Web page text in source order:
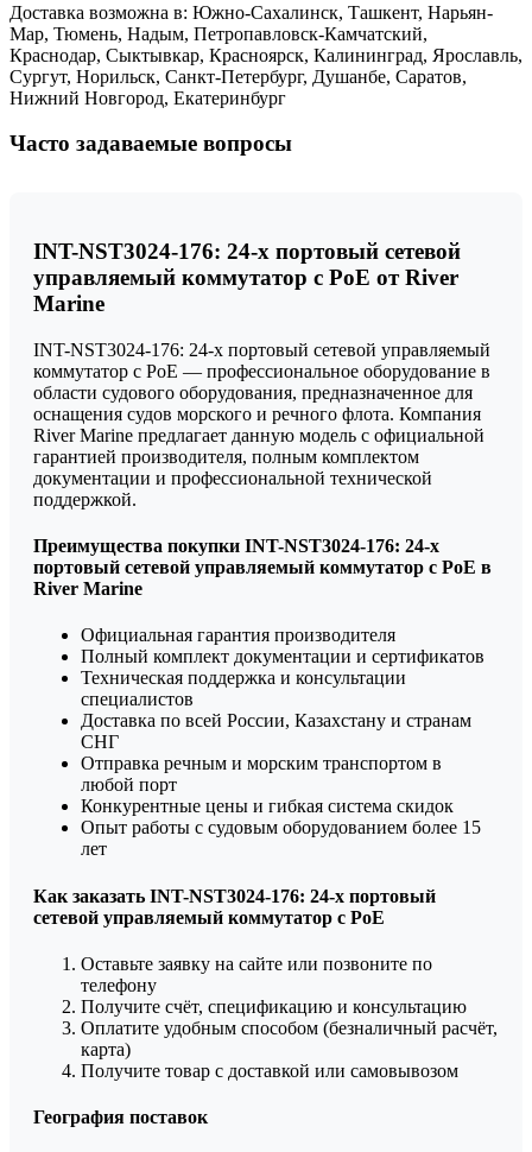
Доставка возможна в: Южно-Сахалинск, Ташкент, Нарьян-
Мар, Тюмень, Надым, Петропавловск-Камчатский,
Краснодар, Сыктывкар, Красноярск, Калининград, Ярославль,
Сургут, Норильск, Санкт-Петербург, Душанбе, Саратов,
Нижний Новгород, Екатеринбург
Часто задаваемые вопросы
INT-NST3024-176: 24-х портовый сетевой
управляемый коммутатор с PoE от River
Marine
INT-NST3024-176: 24-х портовый сетевой управляемый
коммутатор с PoE — профессиональное оборудование в
области судового оборудования, предназначенное для
оснащения судов морского и речного флота. Компания
River Marine предлагает данную модель с официальной
гарантией производителя, полным комплектом
документации и профессиональной технической
поддержкой.
Преимущества покупки INT-NST3024-176: 24-х
портовый сетевой управляемый коммутатор с PoE в
River Marine
Официальная гарантия производителя
Полный комплект документации и сертификатов
Техническая поддержка и консультации
специалистов
Доставка по всей России, Казахстану и странам
СНГ
Отправка речным и морским транспортом в
любой порт
Конкурентные цены и гибкая система скидок
Опыт работы с судовым оборудованием более 15
лет
Как заказать INT-NST3024-176: 24-х портовый
сетевой управляемый коммутатор с PoE
Оставьте заявку на сайте или позвоните по
телефону
Получите счёт, спецификацию и консультацию
Оплатите удобным способом (безналичный расчёт,
карта)
Получите товар с доставкой или самовывозом
География поставок